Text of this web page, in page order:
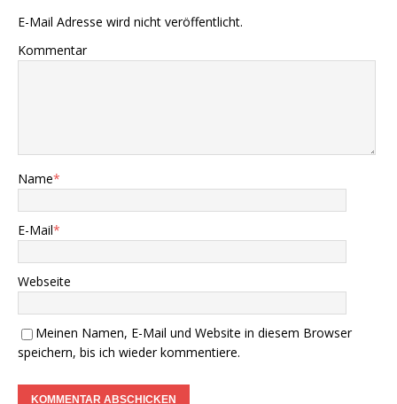
E-Mail Adresse wird nicht veröffentlicht.
Kommentar
Name*
E-Mail*
Webseite
Meinen Namen, E-Mail und Website in diesem Browser
speichern, bis ich wieder kommentiere.